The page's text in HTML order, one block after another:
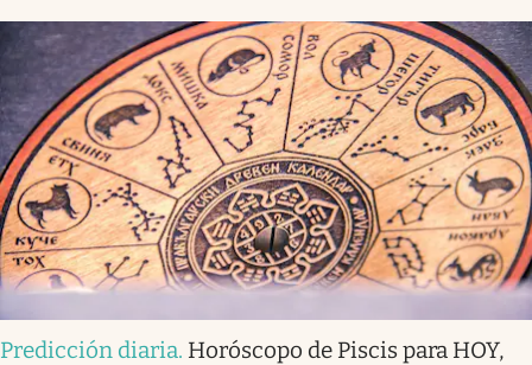
Predicción diaria. Horóscopo de Piscis para HOY,